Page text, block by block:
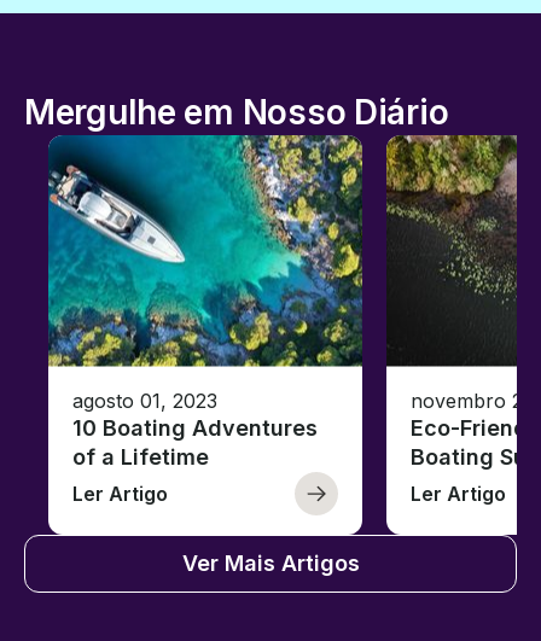
Mergulhe em Nosso Diário
agosto 01, 2023
10 Boating Adventures
of a Lifetime
Ler Artigo
novembro
Eco-
Boating
Ler Artigo
Ver Mais Artigos